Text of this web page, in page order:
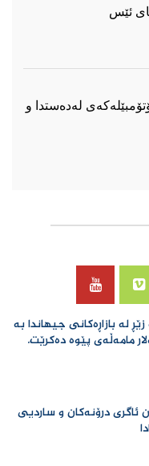
ئێس
لەدەستدا و
لە بازاڕەكانی جیهاندا بە
ئاگری درۆنەکان و ساردیی